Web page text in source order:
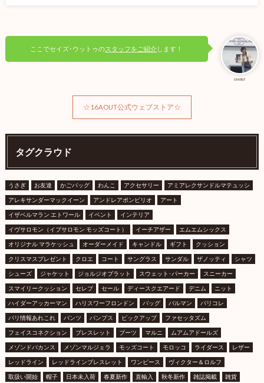
owner
ここでセイズ･ウットゥのスタッフをご紹介します！
☆16AOUT公式ウェブストア☆
タグクラウド
うさぎ お友達 かごバッグ わんこ アクセサリー アミアレクサンドルマテュッシ
アレキサンダーマックイーン アンドレアポンピリオ アート
イザベルマラン エトワール イベント インテリア
イヴサロモン（イブサロモン モッズコート） イーチアザー エムエムシックス
オリジナル マラケッシュ オーダーメイド キャンドル ギフト クッション
クリスマスプレゼント クロエ コート サングラス サンダル ザノッティ シャツ
シューズ ジャケット ジョルジオブラット スウェット･パーカー スニーカー
スマイリークッション セレブ セール ディースクエアード デニム ニット
ハイダーアッカーマン ハリスワーフロンドン バッグ バルマン パリコレ
パリ情報あれこれ パンツ パンプス ピックアップ ファセッタズム
フェイスコネクション ブレスレット ブーツ マルニ ムアムアドールズ
メゾンドバカンス メゾンマルジェラ モッズコート モロッコ ライダース レザー
レッドライン レッドラインブレスレット ワンピース ヴィクター＆ロルフ
取扱い開始 帽子 日本未入荷 春夏新作 直輸入 秋冬新作 雑誌掲載 雑貨